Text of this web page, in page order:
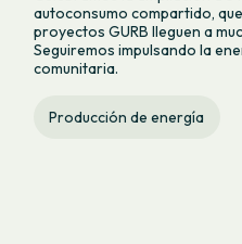
autoconsumo compartido,
proyectos GURB lleguen a
Seguiremos impulsando la
comunitaria.
Producción de energía